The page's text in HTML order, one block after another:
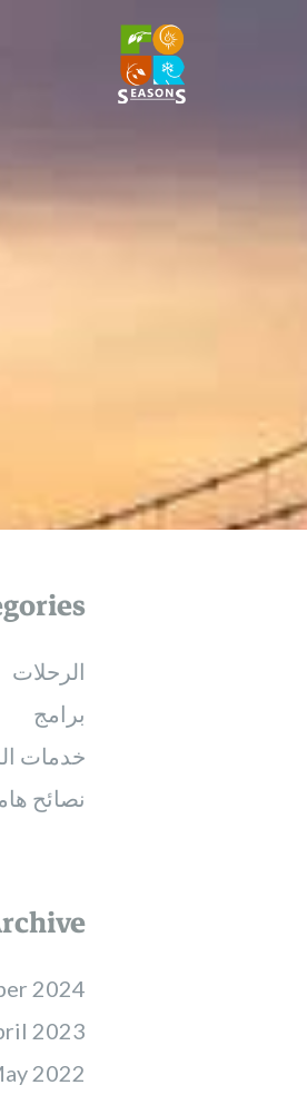
الرحلات
برامج
خدمات
نصائح
2024
2023
2022